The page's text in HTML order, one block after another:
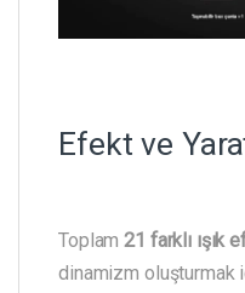
Efekt ve
Toplam21 farklı ışık
dinamizm oluşturmak